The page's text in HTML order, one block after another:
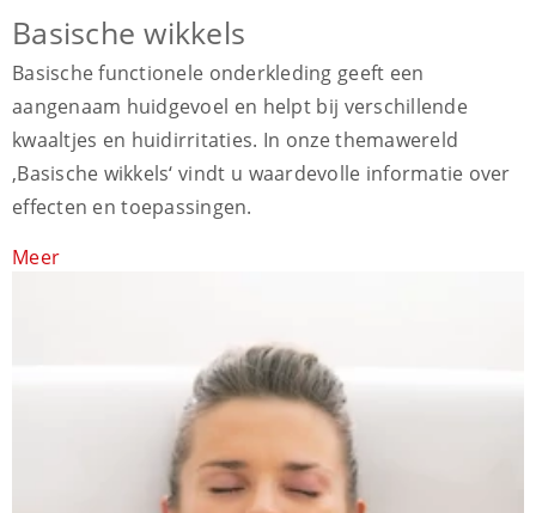
Basische wikkels
Basische functionele onderkleding geeft een
aangenaam huidgevoel en helpt bij verschillende
kwaaltjes en huidirritaties. In onze themawereld
‚Basische wikkels‘ vindt u waardevolle informatie over
effecten en toepassingen.
Meer